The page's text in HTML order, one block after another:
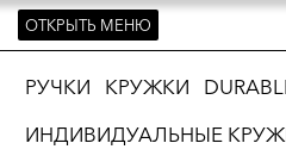
ОТКРЫТЬ МЕНЮ
РУЧКИ КРУЖКИ
ИНДИВИДУАЛЬНЫЕ